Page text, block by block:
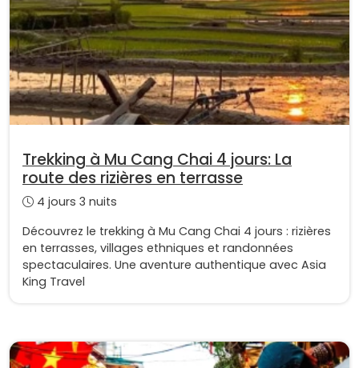
Trekking à Mu Cang Chai 4 jours: La
route des rizières en terrasse
4 jours 3 nuits
Découvrez le trekking à Mu Cang Chai 4 jours : rizières
en terrasses, villages ethniques et randonnées
spectaculaires. Une aventure authentique avec Asia
King Travel